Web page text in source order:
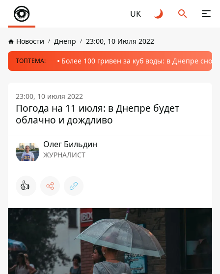
UK
Новости Днепр 23:00, 10 Июля 2022
ТОПТЕМА: Более 100 гривен за куб воды: в Днепре
23:00, 10 июля 2022
Погода на 11 июля: в Днепре будет
облачно и дождливо
Олег Бильдин
ЖУРНАЛИСТ
👍